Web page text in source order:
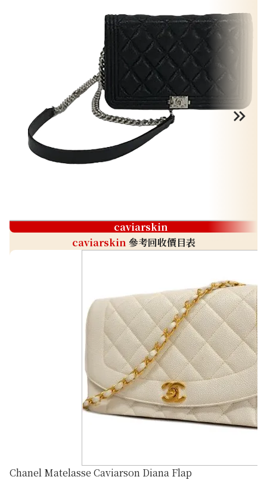
caviarskin
caviarskin 參考回收價目表
Chanel Matelasse Caviarson Diana Flap